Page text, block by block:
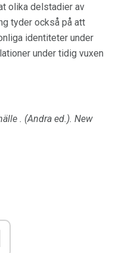
olika delstadier av
tyder också på att
identiteter under
under tidig vuxen
. (Andra ed.). New